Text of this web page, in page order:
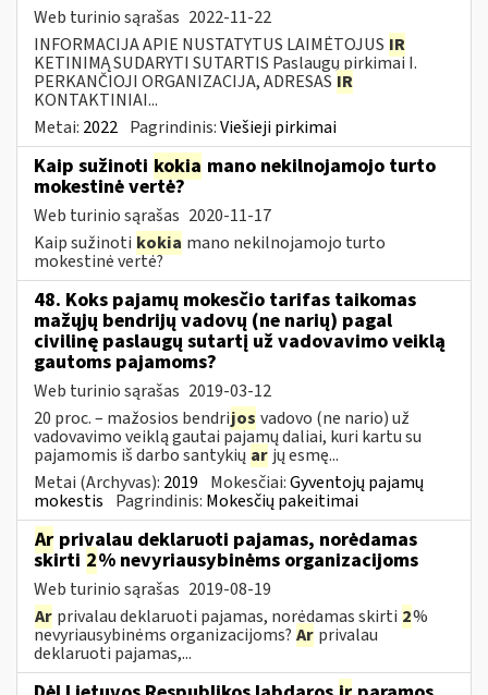
Web turinio sąrašas 2022-11-22
INFORMACIJA APIE NUSTATYTUS LAIMĖTOJUS IR
KETINIMĄ SUDARYTI SUTARTIS Paslaugų pirkimai I.
PERKANČIOJI ORGANIZACIJA, ADRESAS IR
KONTAKTINIAI...
Metai: 2022 Pagrindinis:Viešieji pirkimai
Kaip sužinoti kokia mano nekilnojamojo turto
mokestinė vertė?
Web turinio sąrašas 2020-11-17
Kaip sužinoti kokia mano nekilnojamojo turto
mokestinė vertė?
48. Koks pajamų mokesčio tarifas taikomas
mažųjų bendrijų vadovų (ne narių) pagal
civilinę paslaugų sutartį už vadovavimo veiklą
gautoms pajamoms?
Web turinio sąrašas 2019-03-12
20 proc. – mažosios bendrijos vadovo (ne nario) už
vadovavimo veiklą gautai pajamų daliai, kuri kartu su
pajamomis iš darbo santykių ar jų esmę...
Metai (Archyvas): 2019 Mokesčiai:Gyventojų pajamų
mokestis Pagrindinis: Mokesčių pakeitimai
Ar privalau deklaruoti pajamas, norėdamas
skirti 2% nevyriausybinėms organizacijoms
Web turinio sąrašas 2019-08-19
Ar privalau deklaruoti pajamas, norėdamas skirti 2%
nevyriausybinėms organizacijoms? Ar privalau
deklaruoti pajamas,...